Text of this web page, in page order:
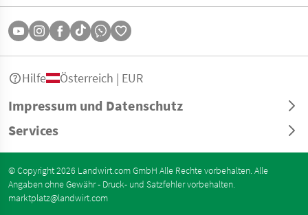
Impressum und Datenschutz
Services
Hilfe Österreich | EUR
© Copyright 2026 Landwirt.com GmbH Alle Rechte vorbehalten. Alle
Angaben ohne Gewähr - Druck- und Satzfehler vorbehalten.
marktplatz@landwirt.com